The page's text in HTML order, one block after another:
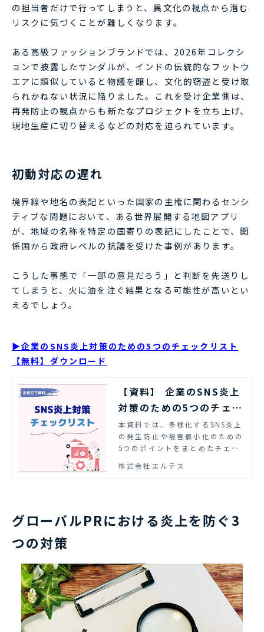
の担当者だけで行ってしまうと、異文化の視点から潜む
リスクに気づくことが難しくなります。
ある高級ファッションブランドでは、2026年コレクシ
ョンで披露したサンダルが、インドの伝統的なフットウ
エアに類似していると物議を醸し、文化的窃盗と受け取
られかねない状況に陥りました。これを受け企業側は、
再発防止の観点からも新たなプロジェクトを立ち上げ、
現地生産に切り替えるなどの対応を迫られています。
初動対応の遅れ
境界線や地名の表記といった国家の主権に関わるセンシ
ティブな問題において、ある世界展開する地図アプリ
が、地域の名称を特定の国寄りの表記にしたことで、関
係国から政府レベルの抗議を受けた事例があります。
こうした事態で「一部の意見だろう」と判断を先送りし
てしまうと、火に油を注ぐ結果となる可能性が高いとい
えるでしょう。
▶企業のSNS炎上対策のための5つのチェックリスト
【無料】ダウンロード
【資料】 企業のSNS炎上
対策のための5つのチェッ
クリスト | エルテス
本資料では、多様化するSNS炎上
の発生防止や被害最小化のための
5つのポイントをまとめたチェッ
株式会社エルテス
グローバルPRにおける炎上を防ぐ3
つの対策